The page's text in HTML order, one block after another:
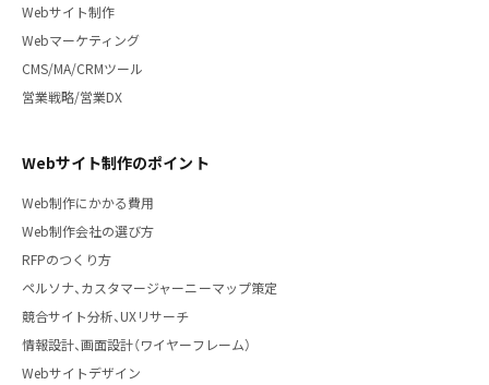
Webサイト制作
Webマーケティング
CMS/MA/CRMツール
営業戦略/営業DX
Webサイト制作のポイント
Web制作にかかる費用
Web制作会社の選び方
RFPのつくり方
ペルソナ、カスタマージャーニーマップ策定
競合サイト分析、UXリサーチ
情報設計、画面設計（ワイヤーフレーム）
Webサイトデザイン